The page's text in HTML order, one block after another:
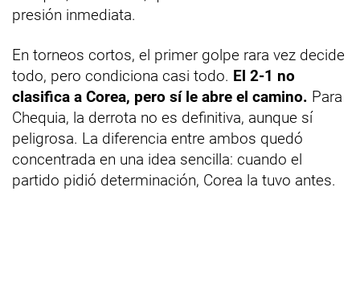
presión inmediata.
En torneos cortos, el primer golpe rara vez decide
todo, pero condiciona casi todo. El 2-1 no
clasifica a Corea, pero sí le abre el camino. Para
Chequia, la derrota no es definitiva, aunque sí
peligrosa. La diferencia entre ambos quedó
concentrada en una idea sencilla: cuando el
partido pidió determinación, Corea la tuvo antes.